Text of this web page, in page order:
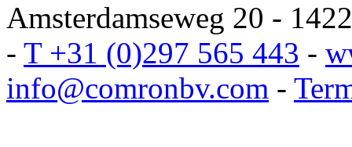
Amsterdamseweg 20 -
- T +31 (0)297 565 443 -
info@comronbv.com -